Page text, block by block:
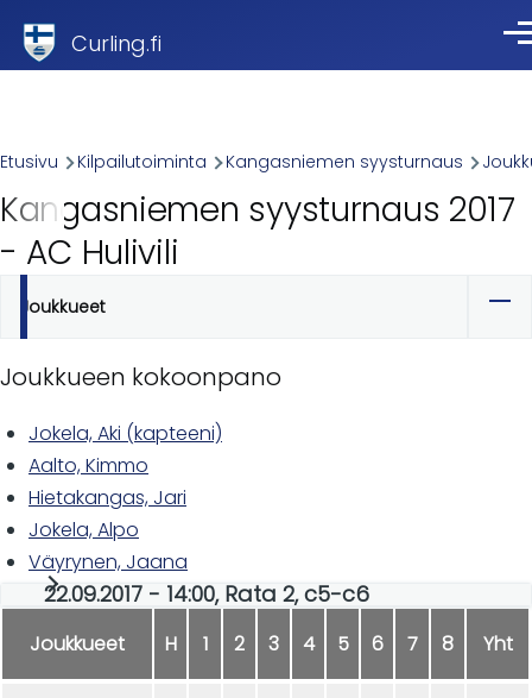
Curling.fi
Breadcrumb
Etusivu Kilpailutoiminta Kangasniemen syysturnaus
Kangasniemen syysturnaus 2017
- AC Hulivili
Ensisijaiset
välilehdet
Joukkueet
Joukkueen kokoonpano
Jokela, Aki (kapteeni)
Aalto, Kimmo
Hietakangas, Jari
Jokela, Alpo
Väyrynen, Jaana
22.09.2017 - 14:00, Rata 2, c5-c6
Joukkueet H 1 2 3 4 5 6 7 8 Yht